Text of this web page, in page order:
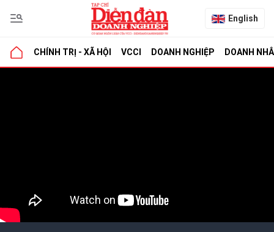
English
CHÍNH TRỊ - XÃ HỘI VCCI DOANH NGHIỆP DOANH